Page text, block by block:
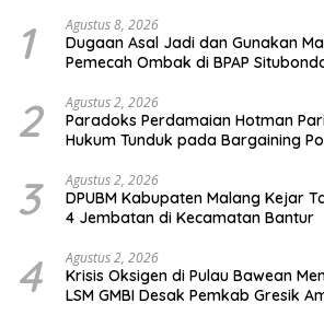
1 Agustus 8, 2026
Dugaan Asal Jadi dan Gunakan
Pemecah Ombak di BPAP
2 Agustus 2, 2026
Paradoks Perdamaian Hotman
Hukum Tunduk pada Bargaining
3 Agustus 2, 2026
DPUBM Kabupaten Malang Kejar
4 Jembatan di Kecamatan Bantur
4 Agustus 2, 2026
Krisis Oksigen di Pulau Bawean
LSM GMBI Desak Pemkab Gresik